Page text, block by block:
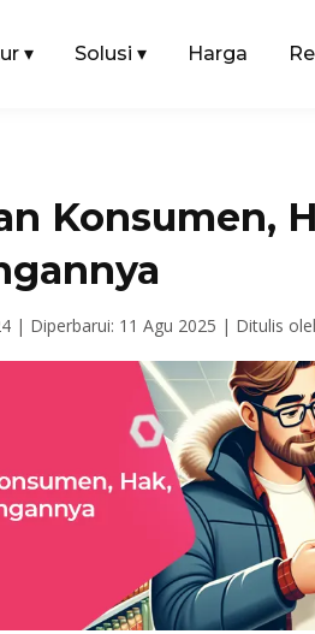
▾ Solusi ▾ Harga
Konsumen,
| Diperbarui: 11 Agu 2025 | Ditulis